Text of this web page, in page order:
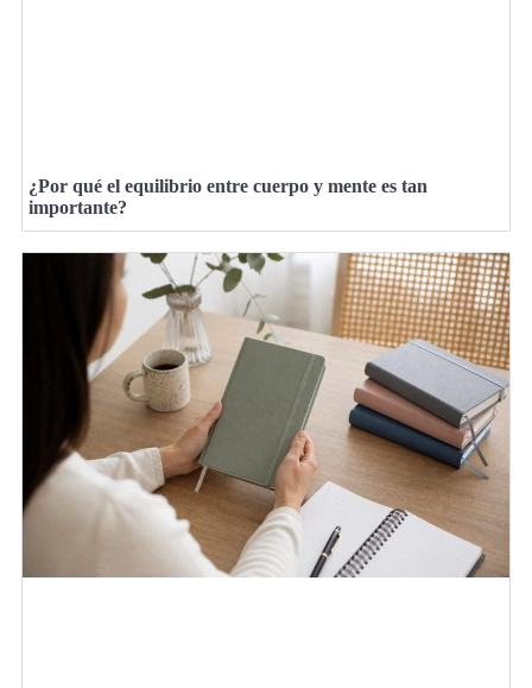
¿Por qué el equilibrio entre cuerpo y mente es tan
importante?